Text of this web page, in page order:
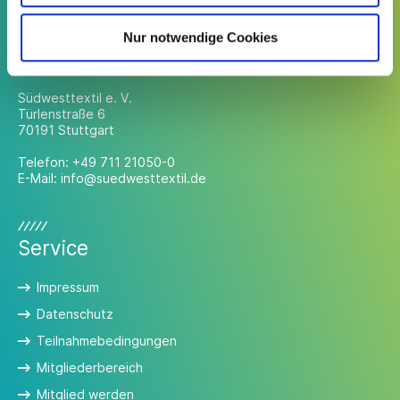
Nur notwendige Cookies
Kontakt
Südwesttextil e. V.
Türlenstraße 6
70191 Stuttgart
Telefon: +49 711 21050-0
E-Mail: info@suedwesttextil.de
Service
Impressum
Datenschutz
Teilnahmebedingungen
Mitgliederbereich
Mitglied werden